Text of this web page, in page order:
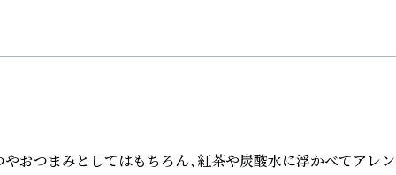
つまみとしてはもちろん、紅茶や炭酸水に浮かべてアレ